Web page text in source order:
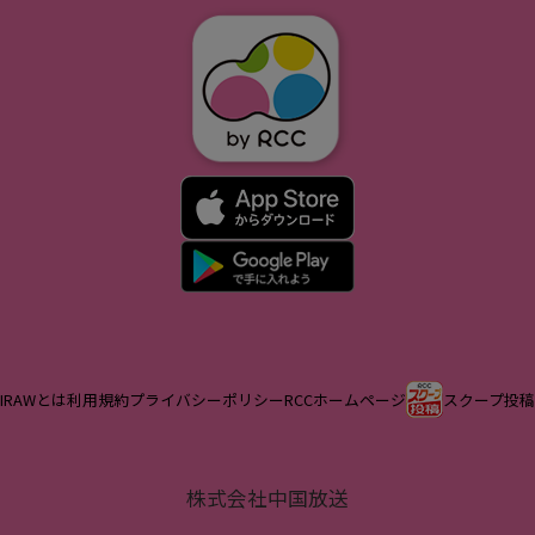
IRAWとは利用規約プライバシーポリシーRCCホームページ スクープ投稿
株式会社中国放送